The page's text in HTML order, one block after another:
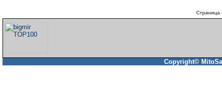
Страница
Copyright©